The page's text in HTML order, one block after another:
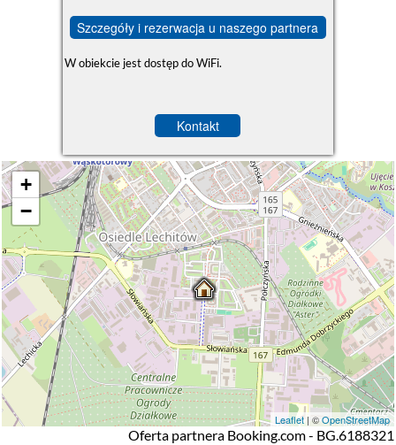
Szczegóły i rezerwacja u naszego partnera
W obiekcie jest dostęp do WiFi.
Kontakt
+
−
Leaflet | ©OpenStreetMap
Oferta partnera Booking.com - BG.6188321